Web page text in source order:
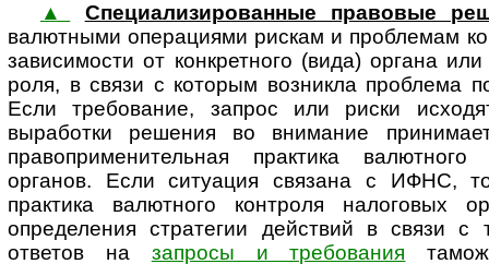
▲
Специализированные правовые
валютными операциями рискам и про­б­ле­мам
зависимости от конкретного (вида) органа
роля, в связи с которым возникла проблема
Если требование, запрос или риски
выработки решения во внимание
правоприменительная практика
органов. Если ситуация связана с ИФНС,
практика валютного конт­роля налоговых
определения стратегии действий в связи с
ответов на запросы и требования